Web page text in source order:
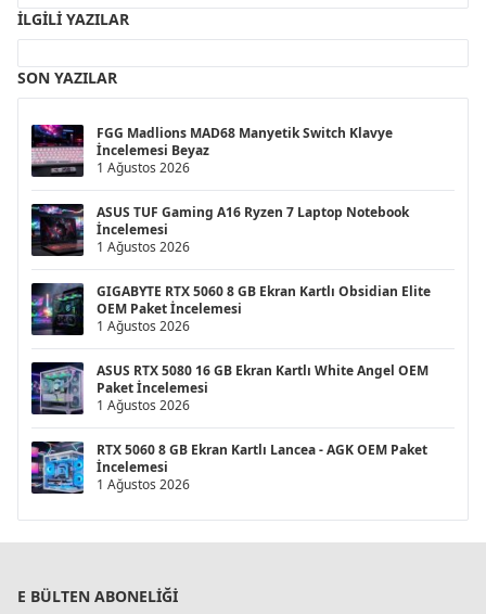
İLGILI YAZILAR
SON YAZILAR
FGG Madlions MAD68 Manyetik Switch Klavye
İncelemesi Beyaz
1 Ağustos 2026
ASUS TUF Gaming A16 Ryzen 7 Laptop Notebook
İncelemesi
1 Ağustos 2026
GIGABYTE RTX 5060 8 GB Ekran Kartlı Obsidian Elite
OEM Paket İncelemesi
1 Ağustos 2026
ASUS RTX 5080 16 GB Ekran Kartlı White Angel OEM
Paket İncelemesi
1 Ağustos 2026
RTX 5060 8 GB Ekran Kartlı Lancea - AGK OEM Paket
İncelemesi
1 Ağustos 2026
E BÜLTEN ABONELIĞI